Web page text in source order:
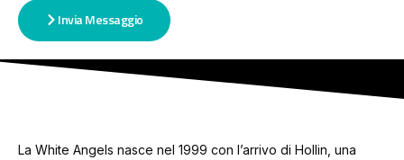
Invia Messaggio
La White Angels nasce nel 1999 con l’arrivo di Hollin, una